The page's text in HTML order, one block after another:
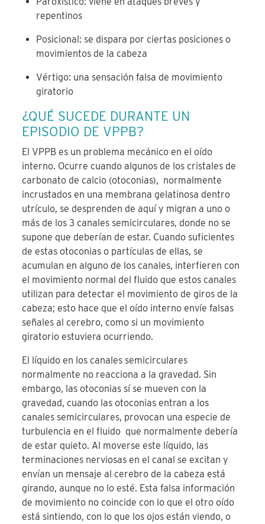
repentinos
Posicional: se dispara por ciertas posiciones o
movimientos de la cabeza
Vértigo: una sensación falsa de movimiento
giratorio
¿QUÉ SUCEDE DURANTE UN
EPISODIO DE VPPB?
El VPPB es un problema mecánico en el oído
interno. Ocurre cuando algunos de los cristales de
carbonato de calcio (otoconias), normalmente
incrustados en una membrana gelatinosa dentro
utrículo, se desprenden de aquí y migran a uno o
más de los 3 canales semicirculares, donde no se
supone que deberían de estar. Cuando suficientes
de estas otoconias o partículas de ellas, se
acumulan en alguno de los canales, interfieren con
el movimiento normal del fluido que estos canales
utilizan para detectar el movimiento de giros de la
cabeza; esto hace que el oído interno envíe falsas
señales al cerebro, como si un movimiento
giratorio estuviera ocurriendo.
El líquido en los canales semicirculares
normalmente no reacciona a la gravedad. Sin
embargo, las otoconias sí se mueven con la
gravedad, cuando las otoconias entran a los
canales semicirculares, provocan una especie de
turbulencia en el fluido que normalmente debería
de estar quieto. Al moverse este líquido, las
terminaciones nerviosas en el canal se excitan y
envían un mensaje al cerebro de la cabeza está
girando, aunque no lo esté. Esta falsa información
de movimiento no coincide con lo que el otro oído
está sintiendo, con lo que los ojos están viendo, o